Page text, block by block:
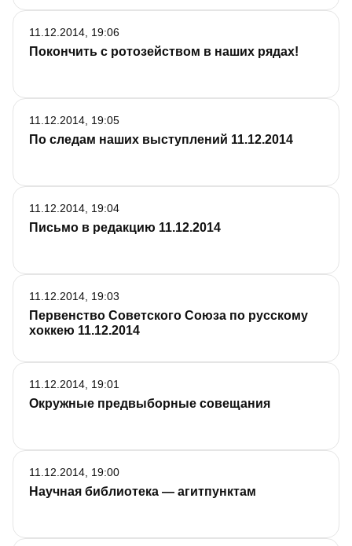
Покончить с ротозейством в наших рядах!
11.12.2014, 19:06
По следам наших выступлений 11.12.2014
11.12.2014, 19:05
Письмо в редакцию 11.12.2014
11.12.2014, 19:04
Первенство Советского Союза по русскому
хоккею 11.12.2014
11.12.2014, 19:03
Окружные предвыборные совещания
11.12.2014, 19:01
Научная библиотека — агитпунктам
11.12.2014, 19:00